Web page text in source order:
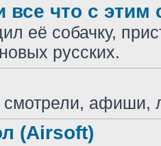
что с этим
её собачку,
русских.
смотрели, афиши,
(Airsoft)